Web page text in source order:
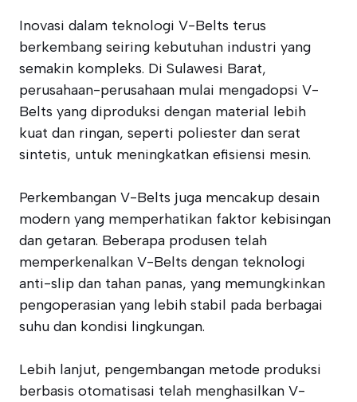
Inovasi dalam teknologi V-Belts terus
berkembang seiring kebutuhan industri yang
semakin kompleks. Di Sulawesi Barat,
perusahaan-perusahaan mulai mengadopsi V-
Belts yang diproduksi dengan material lebih
kuat dan ringan, seperti poliester dan serat
sintetis, untuk meningkatkan efisiensi mesin.
Perkembangan V-Belts juga mencakup desain
modern yang memperhatikan faktor kebisingan
dan getaran. Beberapa produsen telah
memperkenalkan V-Belts dengan teknologi
anti-slip dan tahan panas, yang memungkinkan
pengoperasian yang lebih stabil pada berbagai
suhu dan kondisi lingkungan.
Lebih lanjut, pengembangan metode produksi
berbasis otomatisasi telah menghasilkan V-